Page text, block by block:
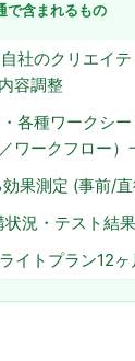
で含まれるもの
社のクリエイテ
容調整
各種ワークシ
ワークフロー）
果測定 (事前/
況・テスト結果
イトプラン12ヶ